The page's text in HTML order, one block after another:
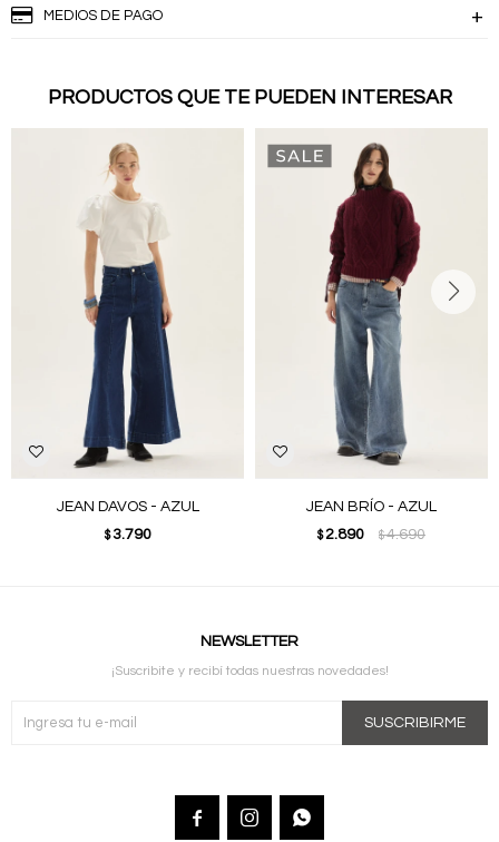
MEDIOS DE PAGO
PRODUCTOS QUE TE PUEDEN INTERESAR
JEAN DAVOS - AZUL
$ 3.790
JEAN BRÍO - AZUL
$2.890 $4.690
NEWSLETTER
¡Suscribite y recibí todas nuestras novedades!
SUSCRIBIRME
  